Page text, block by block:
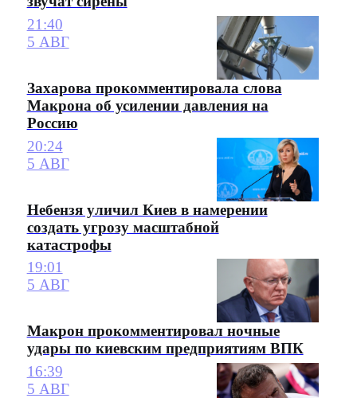
21:40
5 АВГ
Захарова прокомментировала слова
Макрона об усилении давления на
Россию
20:24
5 АВГ
Небензя уличил Киев в намерении
создать угрозу масштабной
катастрофы
19:01
5 АВГ
Макрон прокомментировал ночные
удары по киевским предприятиям ВПК
16:39
5 АВГ